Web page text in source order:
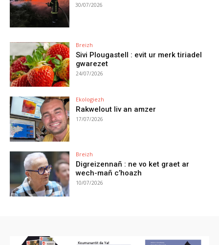
30/07/2026
Breizh
Sivi Plougastell : evit ur merk tiriadel
gwarezet
24/07/2026
Ekologiezh
Rakwelout liv an amzer
17/07/2026
Breizh
Digreizennañ : ne vo ket graet ar
wech-mañ c’hoazh
10/07/2026